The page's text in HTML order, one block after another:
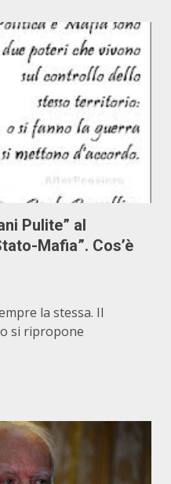
Pulite” al
Mafia”. Cos’è
la stessa. Il
si ripropone